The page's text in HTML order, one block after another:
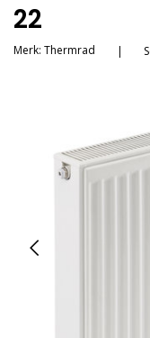
22
Merk: Thermrad |